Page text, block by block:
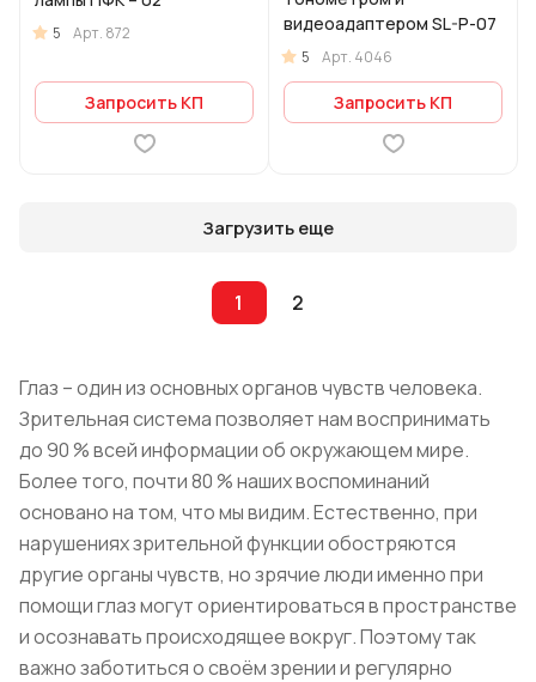
5 Арт. 872
Запросить КП
видеоадаптером SL-P-07
5 Арт. 4046
Запросить КП
Загрузить еще
1 2
Глаз – один из основных органов чувств человека.
Зрительная система позволяет нам воспринимать
до 90 % всей информации об окружающем мире.
Более того, почти 80 % наших воспоминаний
основано на том, что мы видим. Естественно, при
нарушениях зрительной функции обостряются
другие органы чувств, но зрячие люди именно при
помощи глаз могут ориентироваться в пространстве
и осознавать происходящее вокруг. Поэтому так
важно заботиться о своём зрении и регулярно